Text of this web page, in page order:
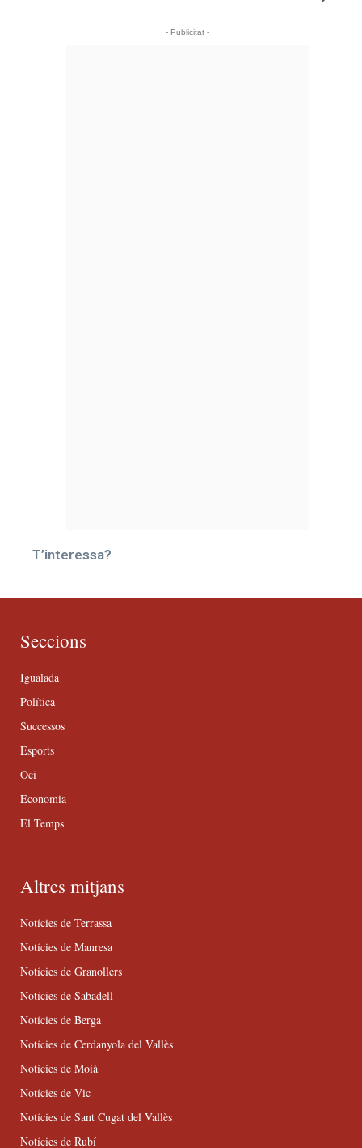
- Publicitat -
T’interessa?
Seccions
Igualada
Política
Successos
Esports
Oci
Economia
El Temps
Altres mitjans
Notícies de Terrassa
Notícies de Manresa
Notícies de Granollers
Notícies de Sabadell
Notícies de Berga
Notícies de Cerdanyola del Vallès
Notícies de Moià
Notícies de Vic
Notícies de Sant Cugat del Vallès
Notícies de Rubí